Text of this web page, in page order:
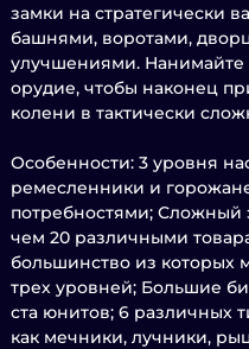
замки на стратегически
башнями, воротами,
улучшениями. Нанимайте
орудие, чтобы наконец
колени в тактически
Особенности: 3 уровня
ремесленники и
потребностями; Сложный
чем 20 различными
большинство из которых
трех уровней; Большие
ста юнитов; 6 различных
как мечники, лучники,